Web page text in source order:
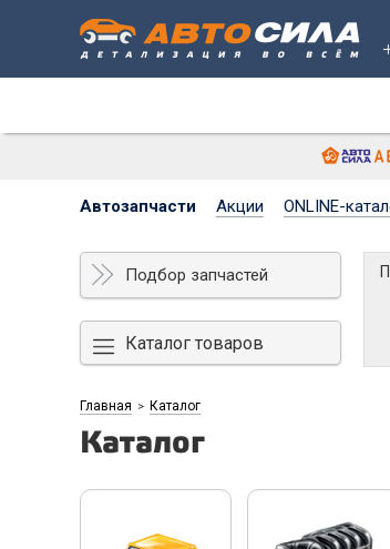
Автозапчасти Акции ONLINE-
Подбор запчастей
Каталог товаров
Главная > Каталог
Каталог